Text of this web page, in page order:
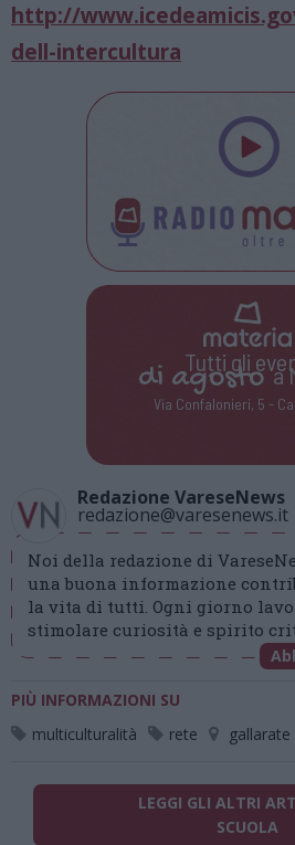
http://
dell-intercultura
Tutti gli
di agostoa
Via Confalonieri, 5 -
Redazione VareseNews
redazione@varesenews.it
Noi della redazione di
una buona informazione
la vita di tutti. Ogni giorno
stimolare curiosità e spirito
PIÙ INFORMAZIONI SU
multiculturalità
rete gallarate
LEGGI GLI ALTRI
SCUOLA